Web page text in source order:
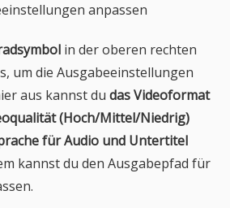
anpassen
in der oberen rechten
um die Ausgabeeinstellungen
aus kannst du das Videoformat
(Hoch/Mittel/Niedrig)
für Audio und Untertitel
kannst du den Ausgabepfad für